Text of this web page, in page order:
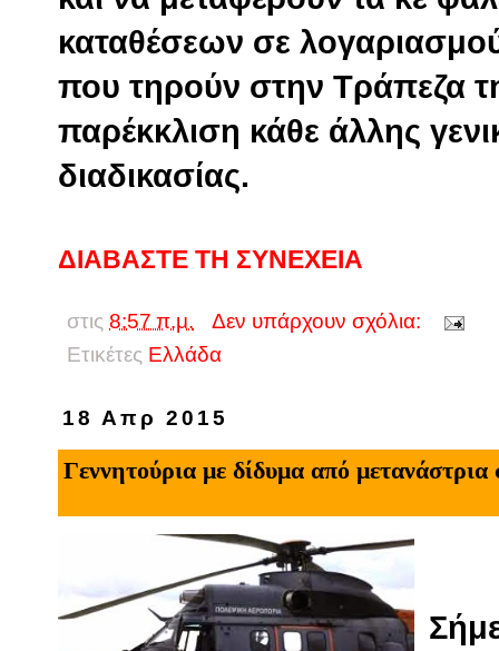
καταθέσεων σε
που τηρούν στην Τράπεζα
παρέκκλιση κάθε άλλης
διαδικασίας.
ΔΙΑΒΑΣΤΕ ΤΗ ΣΥΝΕΧΕΙΑ
στις 8:57 π.μ.
Δεν υπάρχουν σχόλια:
Ετικέτες Eλλάδα
18 Απρ 2015
Γεννητούρια με δίδυμα από